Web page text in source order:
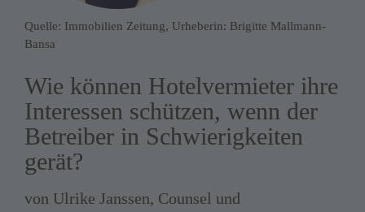
Quelle: Immobilien Zeitung, Urheberin: Brigitte Mallmann-
Bansa
Wie können Hotelvermieter ihre
Interessen schützen, wenn der
Betreiber in Schwierigkeiten
gerät?
von Ulrike Janssen, Counsel und